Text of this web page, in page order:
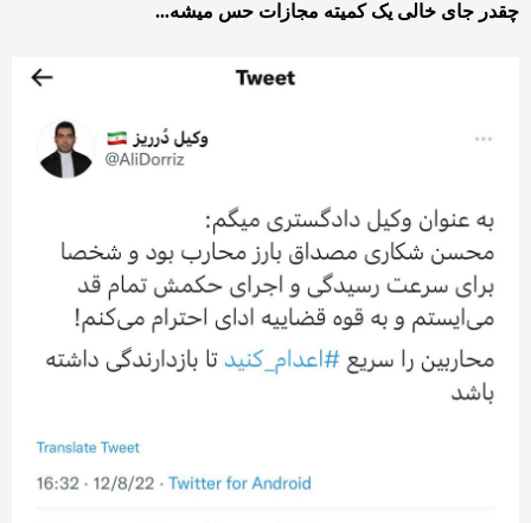
چقدر جای خالی یک‌ کمیته مجازات حس میشه...